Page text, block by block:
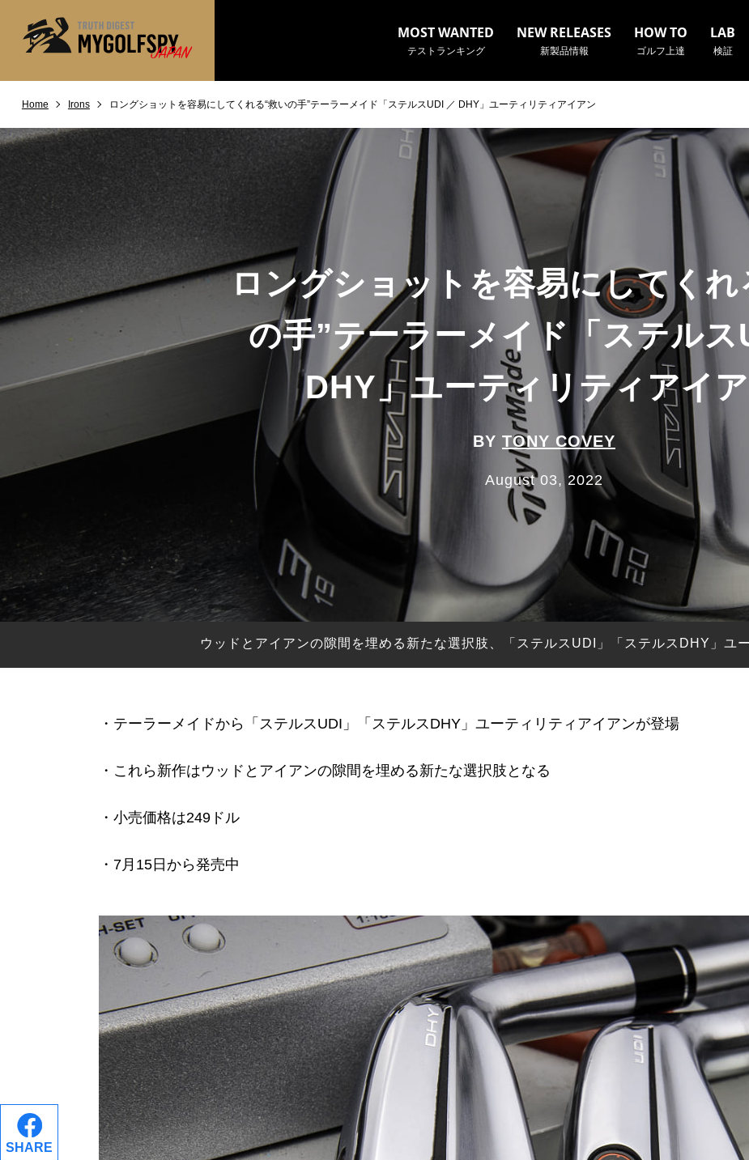
MOST WANTED
テストランキング
NEW RELEASES
新製品情報
HOW TO
ゴルフ上達
LAB
検証
Home Irons ロングショットを容易にしてくれる“救いの手”テーラーメイド「ステルスUDI ／ DHY」ユーティリティアイアン
SHARE
ロングショットを容易にしてくれ
の手”テーラーメイド「ステルス
DHY」ユーティリティアイ
BY TONY COVEY
August 03, 2022
ウッドとアイアンの隙間を埋める新たな選択肢、「ステルスUDI」「ステルスDHY」ユ
・テーラーメイドから「ステルスUDI」「ステルスDHY」ユーティリティアイアンが登場
・これら新作はウッドとアイアンの隙間を埋める新たな選択肢となる
・小売価格は249ドル
・7月15日から発売中
MOST WANTED
NEW RELEASES 新製品情報
HOW TO ゴルフ上達・実践テクニック
LAB テスト・データ検証
Golf News ゴルフニュース
REVIEWS 製品レビュー
DRIVERS
FAIRWAY WOODS フェアウェイウッド
HYBRIDS
WEDGES ウェッジ
Editor’s Picks 編集部のおすすめ
Our Team 私たちのチーム
Our Mission 私たちの使命
※メーカー名やクラブ名など、検索したい事柄を入力してください。